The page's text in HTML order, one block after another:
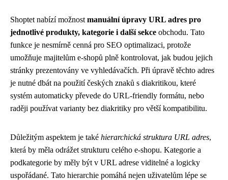
Shoptet nabízí možnost manuální úpravy URL adres pro
jednotlivé produkty, kategorie i další sekce obchodu. Tato
funkce je nesmírně cenná pro SEO optimalizaci, protože
umožňuje majitelům e-shopů plně kontrolovat, jak budou jejich
stránky prezentovány ve vyhledávačích. Při úpravě těchto adres
je nutné dbát na použití českých znaků s diakritikou, které
systém automaticky převede do URL-friendly formátu, nebo
raději používat varianty bez diakritiky pro větší kompatibilitu.
Důležitým aspektem je také hierarchická struktura URL adres,
která by měla odrážet strukturu celého e-shopu. Kategorie a
podkategorie by měly být v URL adrese viditelné a logicky
uspořádané. Tato hierarchie pomáhá nejen uživatelům lépe se